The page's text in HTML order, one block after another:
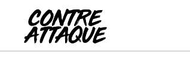
contenu